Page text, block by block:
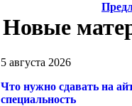
Новые
5 августа 2026
Что нужно сдавать на
специальность